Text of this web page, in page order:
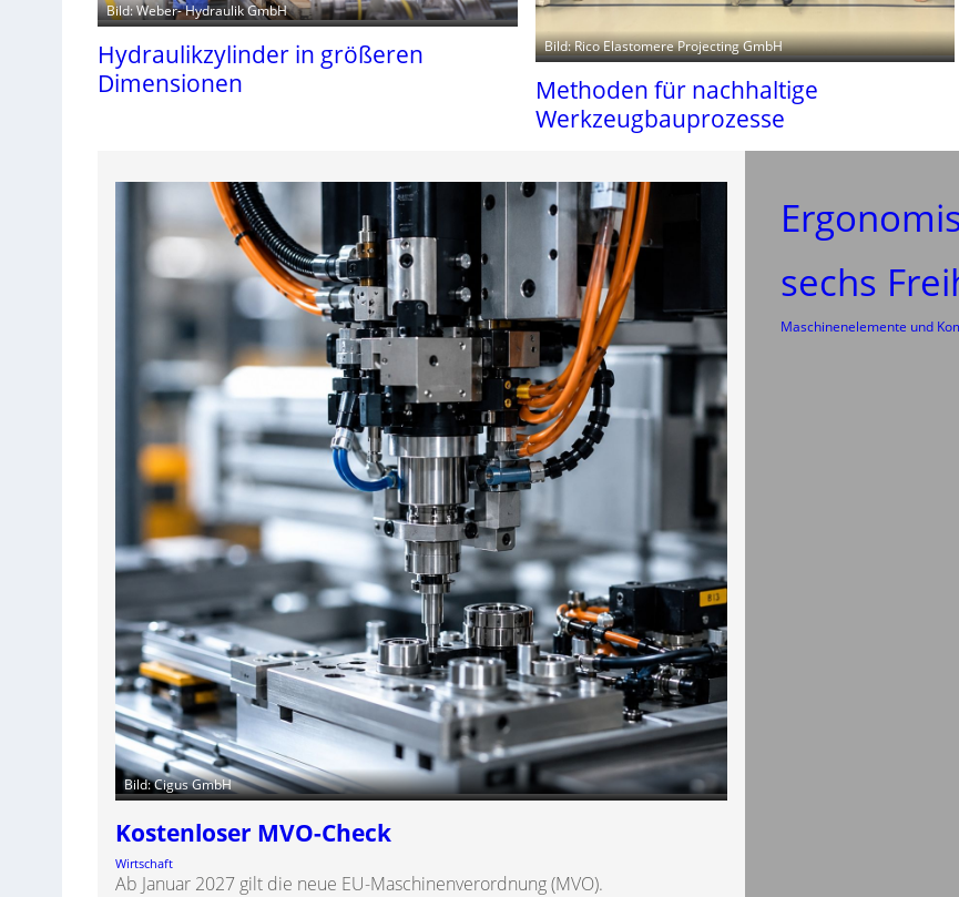
Bild: Weber- Hydraulik GmbH
Hydraulikzylinder in größeren
Dimensionen
Bild: Rico Elastomere Projecting GmbH
Methoden für nachhaltige
Werkzeugbauprozesse
Bild: Cigus GmbH
Kostenloser MVO-Check
Wirtschaft
Ab Januar 2027 gilt die neue EU-Maschinenverordnung (MVO).
sechs
Maschinenelemente und